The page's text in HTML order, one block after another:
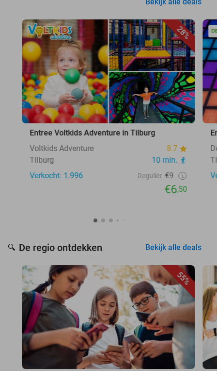
28%
Entree Voltkids Adventure in Tilburg
Voltkids Adventure
8.7
Tilburg
10 min.
Verkocht: 1.996
Regulier €9
€6,50
🔍 De regio ontdekken Bekijk alle deals
55%